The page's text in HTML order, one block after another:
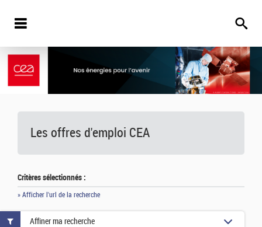
Les offres d'emploi CEA
Critères sélectionnés :
» Afficher l'url de la recherche
Affiner ma recherche